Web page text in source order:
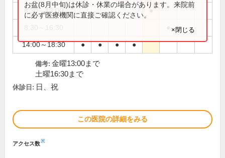
8:30～13:00 ●
14:00～18:30 ● ● ● ●
お盆(8月中旬)は休診・休業の場合があります。来院前
に必ず医療機関に直接ご確認ください。
×閉じる
備考: 金曜13:00まで
土曜16:30まで
休診日: 日、祝
この医院の詳細をみる
アクセス数※